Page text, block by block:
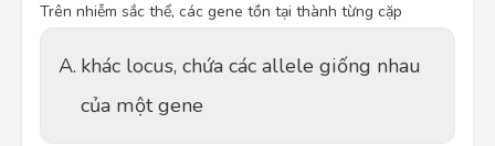
Trên nhiễm sắc thể, các gene tồn tại thành từng cặp
A. khác locus, chứa các allele giống nhau
của một gene